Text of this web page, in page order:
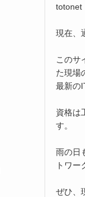
totonet
現在、
このサ
た現場
最新の
資格は
す。
雨の日
トワー
ぜひ、